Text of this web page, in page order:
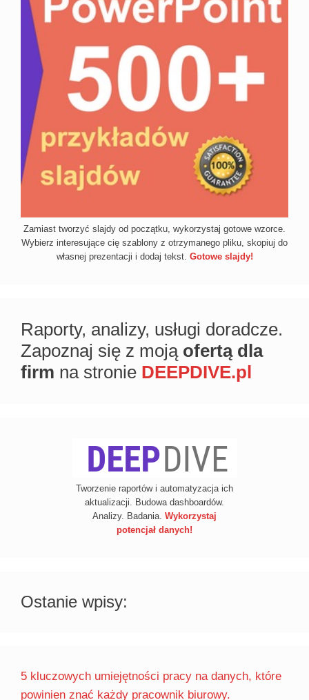
Zamiast tworzyć slajdy od początku, wykorzystaj gotowe wzorce.
Wybierz interesujące cię szablony z otrzymanego pliku, skopiuj do
własnej prezentacji i dodaj tekst. Gotowe slajdy!
Raporty, analizy, usługi doradcze.
Zapoznaj się z mojąofertą dla
firm na stronie DEEPDIVE.pl
Tworzenie raportów i automatyzacja ich
aktualizacji. Budowa dashboardów.
Analizy. Badania. Wykorzystaj
potencjał danych!
Ostanie wpisy:
5 kluczowych umiejętności pracy na danych, które
powinien znać każdy pracownik biurowy.